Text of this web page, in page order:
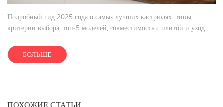
Подробный гид 2025 года о самых лучших кастрюлях: типы,
критерии выбора, топ‑5 моделей, совместимость с плитой и уход.
БОЛЬШЕ
ПОХОЖИЕ СТАТЬИ